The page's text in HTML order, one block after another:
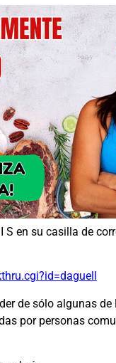
S en su casilla de
de sólo algunas
por personas